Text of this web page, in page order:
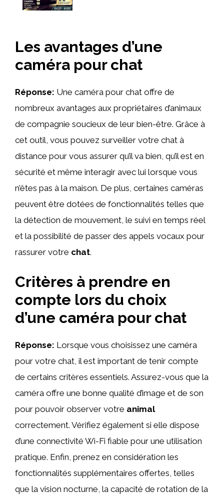
Les avantages d’une
caméra pour chat
Réponse: Une caméra pour chat offre de
nombreux avantages aux propriétaires d’animaux
de compagnie soucieux de leur bien-être. Grâce à
cet outil, vous pouvez surveiller votre chat à
distance pour vous assurer qu’il va bien, qu’il est en
sécurité et même interagir avec lui lorsque vous
n’êtes pas à la maison. De plus, certaines caméras
peuvent être dotées de fonctionnalités telles que
la détection de mouvement, le suivi en temps réel
et la possibilité de passer des appels vocaux pour
rassurer votre chat.
Critères à prendre en
compte lors du choix
d’une caméra pour chat
Réponse: Lorsque vous choisissez une caméra
pour votre chat, il est important de tenir compte
de certains critères essentiels. Assurez-vous que la
caméra offre une bonne qualité d’image et de son
pour pouvoir observer votre animal
correctement. Vérifiez également si elle dispose
d’une connectivité Wi-Fi fiable pour une utilisation
pratique. Enfin, prenez en considération les
fonctionnalités supplémentaires offertes, telles
que la vision nocturne, la capacité de rotation de la